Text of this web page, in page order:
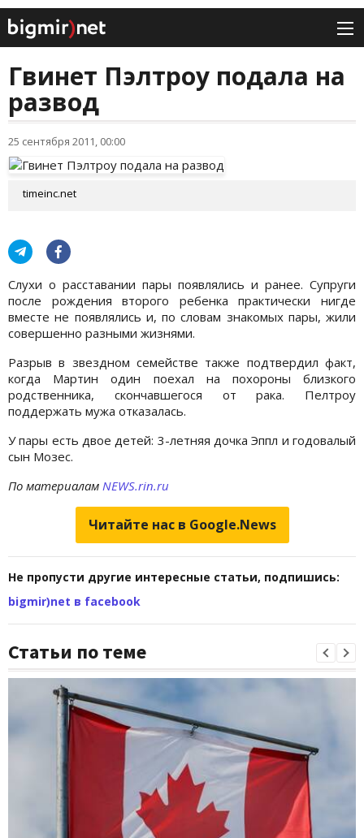
Гвинет Пэлтроу подала на
развод
25 сентября 2011, 00:00
timeinc.net
Слухи о расставании пары появлялись и ранее. Супруги
после рождения второго ребенка практически нигде
вместе не появлялись и, по словам знакомых пары, жили
совершенно разными жизнями.
Разрыв в звездном семействе также подтвердил факт,
когда Мартин один поехал на похороны близкого
родственника, скончавшегося от рака. Пелтроу
поддержать мужа отказалась.
У пары есть двое детей: 3-летняя дочка Эппл и годовалый
сын Мозес.
По материалам NEWS.rin.ru
Читайте нас в Google.News
Не пропусти другие интересные статьи, подпишись:
bigmir)net в facebook
Статьи по теме